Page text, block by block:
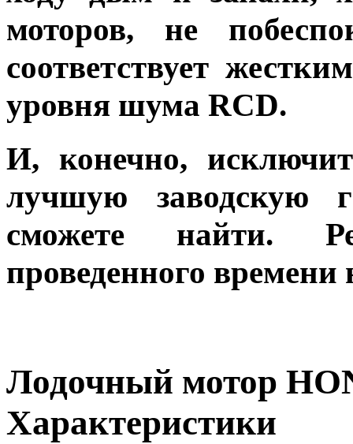
моторов, не
соответствует
уровня шума RCD.
И, конечно,
лучшую заводскую
сможете найти.
проведенного времени
Лодочный мотор
Характеристики